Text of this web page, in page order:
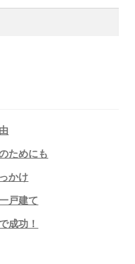
ためにも
かけ
戸建て
成功！